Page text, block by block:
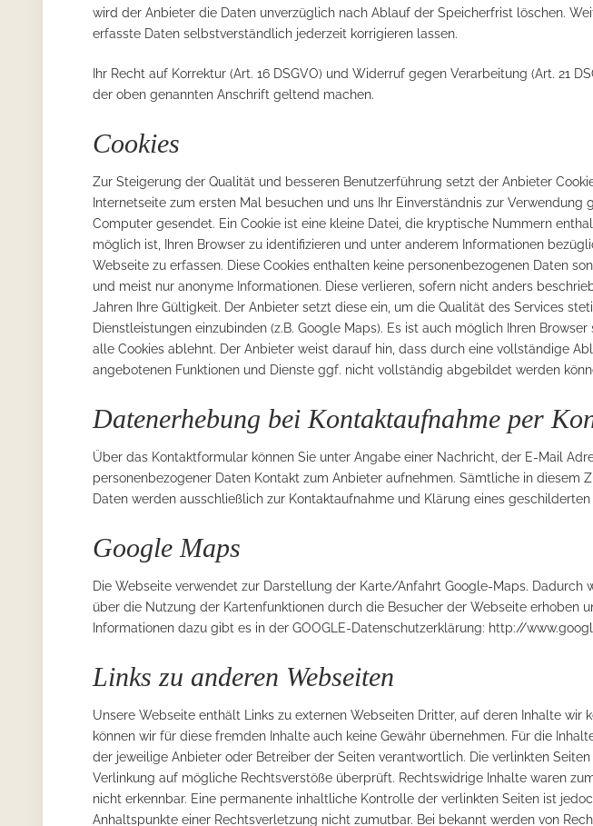
wird der Anbieter die Daten unverzüglich nach Ablauf der Speicherfrist löschen.
erfasste Daten selbstverständlich jederzeit korrigieren lassen.
Ihr Recht auf Korrektur (Art. 16 DSGVO) und Widerruf gegen Verarbeitung (Art. 21
der oben genannten Anschrift geltend machen.
Cookies
Zur Steigerung der Qualität und besseren Benutzerführung setzt der Anbieter
Internetseite zum ersten Mal besuchen und uns Ihr Einverständnis zur Verwendung
Computer gesendet. Ein Cookie ist eine kleine Datei, die kryptische Nummern
möglich ist, Ihren Browser zu identifizieren und unter anderem Informationen
Webseite zu erfassen. Diese Cookies enthalten keine personenbezogenen Daten
und meist nur anonyme Informationen. Diese verlieren, sofern nicht anders
Jahren Ihre Gültigkeit. Der Anbieter setzt diese ein, um die Qualität des Services
Dienstleistungen einzubinden (z.B. Google Maps). Es ist auch möglich Ihren
alle Cookies ablehnt. Der Anbieter weist darauf hin, dass durch eine vollständige
angebotenen Funktionen und Dienste ggf. nicht vollständig abgebildet werden
Datenerhebung bei Kontaktaufnahme per
Über das Kontaktformular können Sie unter Angabe einer Nachricht, der E-Mail
personenbezogener Daten Kontakt zum Anbieter aufnehmen. Sämtliche in diesem
Daten werden ausschließlich zur Kontaktaufnahme und Klärung eines
Google Maps
Die Webseite verwendet zur Darstellung der Karte/Anfahrt Google-Maps. Dadurch
über die Nutzung der Kartenfunktionen durch die Besucher der Webseite erhoben
Informationen dazu gibt es in der GOOGLE-Datenschutzerklärung: http://
Links zu anderen Webseiten
Unsere Webseite enthält Links zu externen Webseiten Dritter, auf deren Inhalte wir
können wir für diese fremden Inhalte auch keine Gewähr übernehmen. Für die
der jeweilige Anbieter oder Betreiber der Seiten verantwortlich. Die verlinkten
Verlinkung auf mögliche Rechtsverstöße überprüft. Rechtswidrige Inhalte waren
nicht erkennbar. Eine permanente inhaltliche Kontrolle der verlinkten Seiten ist
Anhaltspunkte einer Rechtsverletzung nicht zumutbar. Bei bekannt werden von